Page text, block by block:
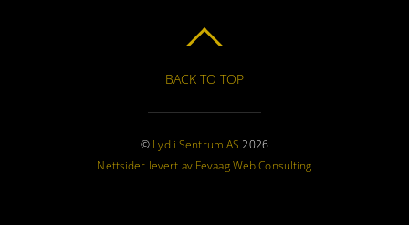
BACK TO TOP
© Lyd i Sentrum AS 2026
Nettsider levert av Fevaag Web Consulting